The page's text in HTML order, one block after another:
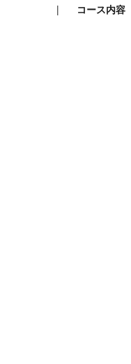
| コース内容